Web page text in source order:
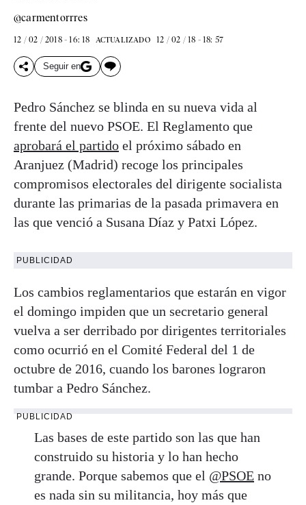
@carmentorrres
12 / 02 / 2018 - 16: 18 ACTUALIZADO 12 / 02 / 18 - 18: 57
Seguir en
Pedro Sánchez se blinda en su nueva vida al
frente del nuevo PSOE. El Reglamento que
aprobará el partido el próximo sábado en
Aranjuez (Madrid) recoge los principales
compromisos electorales del dirigente socialista
durante las primarias de la pasada primavera en
las que venció a Susana Díaz y Patxi López.
PUBLICIDAD
Los cambios reglamentarios que estarán en vigor
el domingo impiden que un secretario general
vuelva a ser derribado por dirigentes territoriales
como ocurrió en el Comité Federal del 1 de
octubre de 2016, cuando los barones lograron
tumbar a Pedro Sánchez.
PUBLICIDAD
Las bases de este partido son las que han
construido su historia y lo han hecho
grande. Porque sabemos que el @PSOE no
es nada sin su militancia, hoy más que